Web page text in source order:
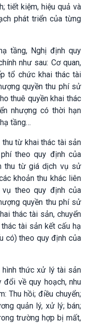
tiết kiệm, hiệu quả và
phát triển của từng
tầng, Nghị định quy
như sau: Cơ quan,
tổ chức khai thác tài
quyền thu phí sử
thuê quyền khai thác
nhượng có thời hạn
tầng…
từ khai thác tài sản
theo quy định của
thu từ giá dịch vụ sử
khoản thu khác liên
theo quy định của
quyền thu phí sử
thác tài sản, chuyển
tài sản kết cấu hạ
có) theo quy định của
hình thức xử lý tài sản
về quy hoạch, nhu
Thu hồi; điều chuyển;
quản lý, xử lý; bán;
trường hợp bị mất,